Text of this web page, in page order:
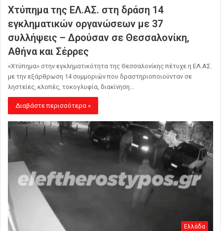
Χτύπημα της ΕΛ.ΑΣ. στη δράση 14
εγκληματικών οργανώσεων με 37
συλλήψεις – Δρούσαν σε Θεσσαλονίκη,
Αθήνα και Σέρρες
«Χτύπημα» στην εγκληματικότητα της Θεσσαλονίκης πέτυχε η ΕΛ.ΑΣ.
με την εξάρθρωση 14 συμμοριών που δραστηριοποιούνταν σε
ληστείες, κλοπές, τοκογλυφία, διακίνηση…
Διαβάστε περισσότερα »
Ελλάδα